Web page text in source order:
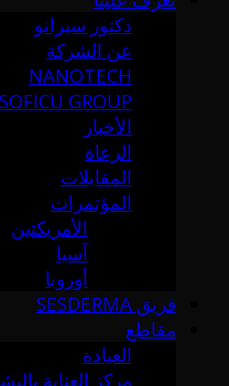
دكتور سيرانو
عن الشركة
NANOTECH
SOFICU GROUP
الأخبار
الرعاة
المقابلات
المؤتمرات
الأمريكتين
آسيا
أوروبا
فريق SESDERMA
مقاطع
العيادة
مركز العناية